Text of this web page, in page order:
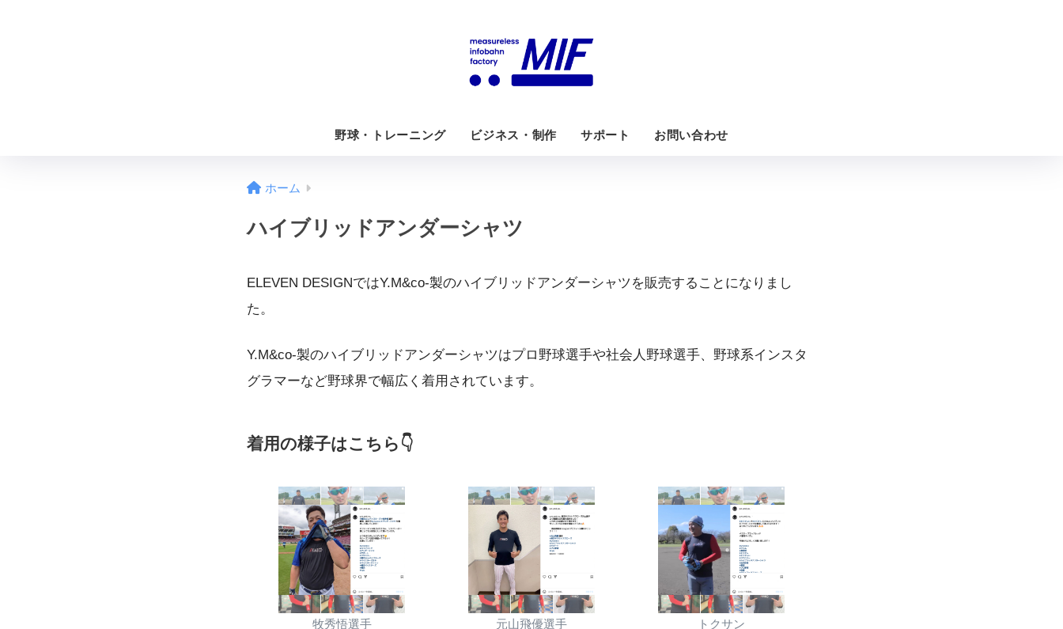
野球・トレーニング ビジネス・制作 サポート お問い合わせ
ホーム
ハイブリッドアンダーシャツ
ELEVEN DESIGNではY.M&co-製のハイブリッドアンダーシャツを販売することになりまし
た。
Y.M&co-製のハイブリッドアンダーシャツはプロ野球選手や社会人野球選手、野球系インスタ
グラマーなど野球界で幅広く着用されています。
着用の様子はこちら👇
牧秀悟選手 元山飛優選手 トクサン